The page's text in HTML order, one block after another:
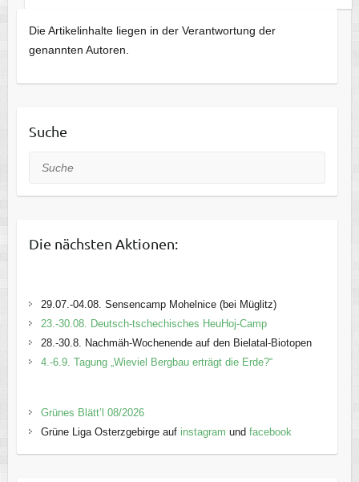
Die Artikelinhalte liegen in der Verantwortung der
genannten Autoren.
Suche
Suche
Die nächsten Aktionen:
29.07.-04.08. Sensencamp Mohelnice (bei Müglitz)
23.-30.08. Deutsch-tschechisches HeuHoj-Camp
28.-30.8. Nachmäh-Wochenende auf den Bielatal-Biotopen
4.-6.9. Tagung „Wieviel Bergbau erträgt die Erde?“
Grünes Blätt’l 08/2026
Grüne Liga Osterzgebirge auf instagram und facebook